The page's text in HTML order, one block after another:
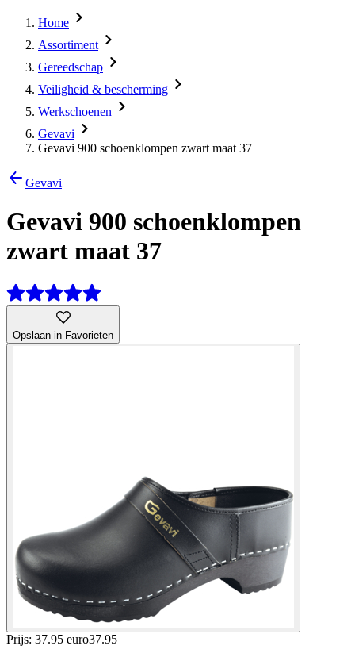
Home
Assortiment
Gereedschap
Veiligheid & bescherming
Werkschoenen
Gevavi
Gevavi 900 schoenklompen zwart maat 37
Gevavi
Gevavi 900 schoenklompen
zwart maat 37
Opslaan in Favorieten
Prijs: 37.95 euro37.95